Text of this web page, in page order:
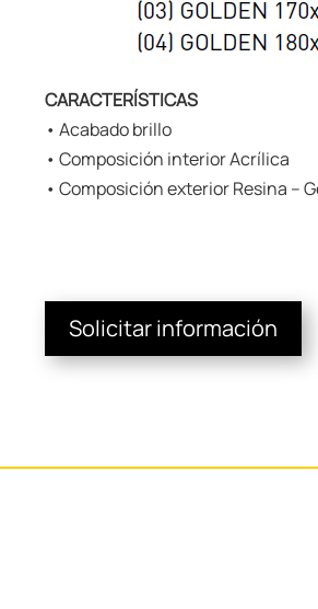
CARACTERÍSTICAS
• Acabado brillo
• Composición interior Acrílica
• Composición exterior Resina –
Solicitar información